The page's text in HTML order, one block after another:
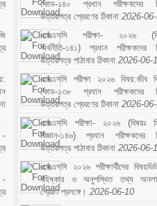
-
-
কোড-১৪০ প্রধান পরীক্ষকদের
উত্তরপত্র প্রেরণের ঠিকানা 2026-
এসএসসি পরীক্ষা- ২০২৬
অর্থনীতি-১৪১) প্রধান পরীক্ষকদের
উত্তরপত্র পাঠাবার ঠিকানা 2026-06-
এসএসসি পরীক্ষা ২০২৬ বিষয়:জীব
কোড-১৩৮ প্রধান পরীক্ষকদের
উত্তরপত্র প্রেরণের ঠিকানা 2026-
এসএসসি পরীক্ষা- ২০২৬ (বিষয়ঃ
বিজ্ঞান-১৪৬) প্রধান পরীক্ষকদের
উত্তরপত্র পাঠাবার ঠিকানা 2026-06-
এসএসসি ২০২৬ পরীক্ষার্থীদের
বহিষ্কার ও অনুপস্থিত তথ্য
প্রেরণ প্রসঙ্গে। 2026-06-10